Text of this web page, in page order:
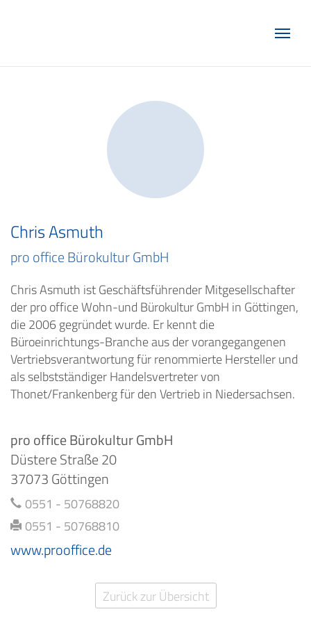
Chris Asmuth
pro office Bürokultur GmbH
Chris Asmuth ist Geschäftsführender Mitgesellschafter
der pro office Wohn-und Bürokultur GmbH in Göttingen,
die 2006 gegründet wurde. Er kennt die
Büroeinrichtungs-Branche aus der vorangegangenen
Vertriebsverantwortung für renommierte Hersteller und
als selbstständiger Handelsvertreter von
Thonet/Frankenberg für den Vertrieb in Niedersachsen.
pro office Bürokultur GmbH
Düstere Straße 20
37073 Göttingen
0551 - 50768820
0551 - 50768810
www.prooffice.de
Zurück zur Übersicht